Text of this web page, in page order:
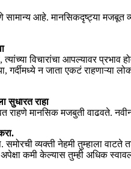
आहे. मानसिकदृष्ट्या मजबूत
विचारांचा आपल्यावर
गर्दीमध्ये न जाता एकटं राहणाऱ्या
सुधारत राहा
मानसिक मजबुती वाढवते. नवीन
समोरची व्यक्ती नेहमी तुम्हाला
कमी केल्यास तुम्ही अधिक